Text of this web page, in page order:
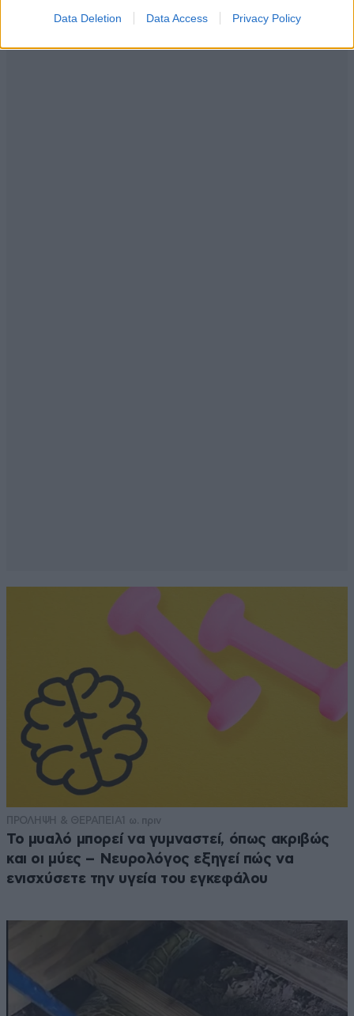
Data Deletion Data Access Privacy Policy
ΠΡΟΛΗΨΗ & ΘΕΡΑΠΕΙΑ1 ω. πριν
Το μυαλό μπορεί να γυμναστεί, όπως ακριβώς
και οι μύες – Νευρολόγος εξηγεί πώς να
ενισχύσετε την υγεία του εγκεφάλου